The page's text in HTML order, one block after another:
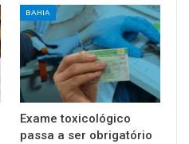
BAHIA
Exame toxicológico
passa a ser obrigatório